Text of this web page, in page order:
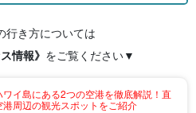
行き方については
情報》 をご覧ください▼
ワイ島にある2つの空港を徹底解説！直
周辺の観光スポットをご紹介